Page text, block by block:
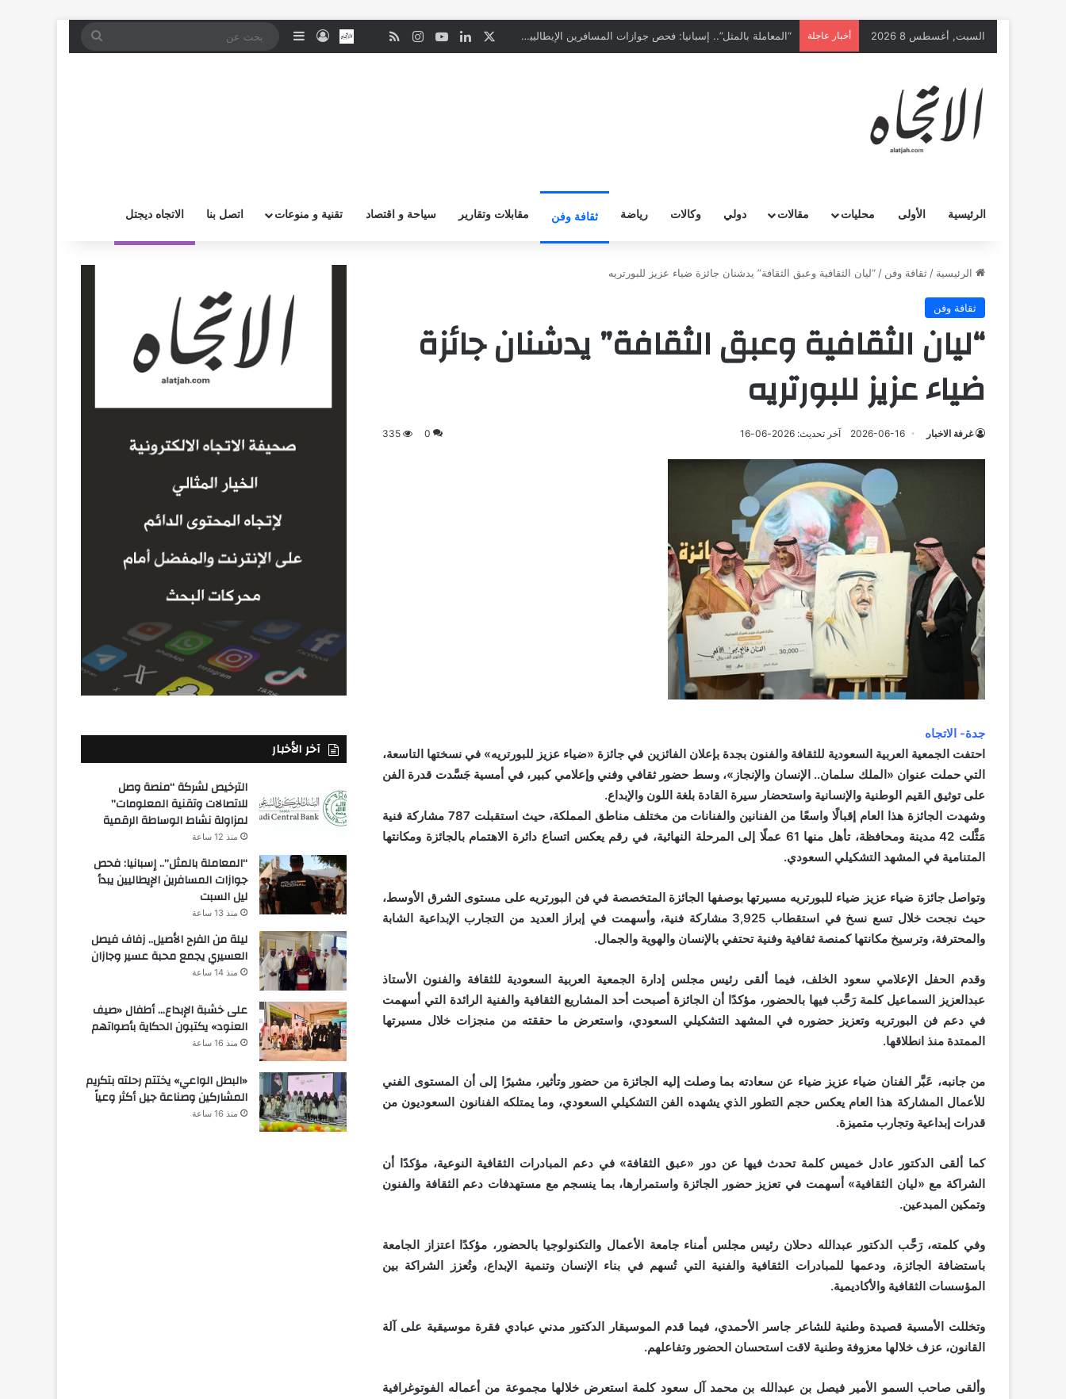
السبت, أغسطس 8 2026 أخبار عاجلة ليلة من الفرح الأصيل.. زفاف فيصل العسيري يجمع محبة عسير وجازان لينكدإن‫YouTube
انستقرامملخص الموقع RSS
نبض اتصل بــنـا
تسجيل الدخول
إضافة عمود جانبي
بحث
الرئيسية الأولى محليات مقالات دولي وكالات رياضة ثقافة وفن مقابلات وتقارير سياحة و اقتصاد تقنية و منوعات اتصل بنا الاتجاه ديجتل
الرئيسية / ثقافة وفن / “ليان الثقافية وعبق الثقافة” يدشنان جائزة ضياء عزيز للبورتريه
ثقافة وفن
“ليان الثقافية وعبق الثقافة” يدشنان جائزة
ضياء عزيز للبورتريه
غرفة الاخبار 2026-06-16 آخر تحديث: 2026-06-16 0
335
جدة- الاتجاه
احتفت الجمعية العربية السعودية للثقافة والفنون بجدة بإعلان الفائزين في جائزة «ضياء عزيز للبورتريه» في نسختها التاسعة،
التي حملت عنوان «الملك سلمان.. الإنسان والإنجاز»، وسط حضور ثقافي وفني وإعلامي كبير، في أمسية جَسَّدت قدرة الفن
على توثيق القيم الوطنية والإنسانية واستحضار سيرة القادة بلغة اللون والإبداع.
وشهدت الجائزة هذا العام إقبالًا واسعًا من الفنانين والفنانات من مختلف مناطق المملكة، حيث استقبلت 787 مشاركة فنية
مَثَّلت 42 مدينة ومحافظة، تأهل منها 61 عملًا إلى المرحلة النهائية، في رقم يعكس اتساع دائرة الاهتمام بالجائزة ومكانتها
المتنامية في المشهد التشكيلي السعودي.
وتواصل جائزة ضياء عزيز ضياء للبورتريه مسيرتها بوصفها الجائزة المتخصصة في فن البورتريه على مستوى الشرق الأوسط،
حيث نجحت خلال تسع نسخ في استقطاب 3,925 مشاركة فنية، وأسهمت في إبراز العديد من التجارب الإبداعية الشابة
والمحترفة، وترسيخ مكانتها كمنصة ثقافية وفنية تحتفي بالإنسان والهوية والجمال.
وقدم الحفل الإعلامي سعود الخلف، فيما ألقى رئيس مجلس إدارة الجمعية العربية السعودية للثقافة والفنون الأستاذ
عبدالعزيز السماعيل كلمة رَحَّب فيها بالحضور، مؤكدًا أن الجائزة أصبحت أحد المشاريع الثقافية والفنية الرائدة التي أسهمت
في دعم فن البورتريه وتعزيز حضوره في المشهد التشكيلي السعودي، واستعرض ما حققته من منجزات خلال مسيرتها
الممتدة منذ انطلاقها.
من جانبه، عَبَّر الفنان ضياء عزيز ضياء عن سعادته بما وصلت إليه الجائزة من حضور وتأثير، مشيرًا إلى أن المستوى الفني
للأعمال المشاركة هذا العام يعكس حجم التطور الذي يشهده الفن التشكيلي السعودي، وما يمتلكه الفنانون السعوديون من
قدرات إبداعية وتجارب متميزة.
كما ألقى الدكتور عادل خميس كلمة تحدث فيها عن دور «عبق الثقافة» في دعم المبادرات الثقافية النوعية، مؤكدًا أن
الشراكة مع «ليان الثقافية» أسهمت في تعزيز حضور الجائزة واستمرارها، بما ينسجم مع مستهدفات دعم الثقافة والفنون
وتمكين المبدعين.
وفي كلمته، رَحَّب الدكتور عبدالله دحلان رئيس مجلس أمناء جامعة الأعمال والتكنولوجيا بالحضور، مؤكدًا اعتزاز الجامعة
باستضافة الجائزة، ودعمها للمبادرات الثقافية والفنية التي تُسهم في بناء الإنسان وتنمية الإبداع، وتُعزز الشراكة بين
المؤسسات الثقافية والأكاديمية.
وتخللت الأمسية قصيدة وطنية للشاعر جاسر الأحمدي، فيما قدم الموسيقار الدكتور مدني عبادي فقرة موسيقية على آلة
القانون، عزف خلالها معزوفة وطنية لاقت استحسان الحضور وتفاعلهم.
وألقى صاحب السمو الأمير فيصل بن عبدالله بن محمد آل سعود كلمة استعرض خلالها مجموعة من أعماله الفوتوغرافية
آخر الأخبار
الترخيص لشركة “منصة وصل
للاتصالات وتقنية المعلومات”
لمزاولة نشاط الوساطة الرقمية
منذ 12 ساعة
“المعاملة بالمثل”.. إسبانيا: فحص
جوازات المسافرين الإيطاليين يبدأ
ليل السبت
منذ 13 ساعة
ليلة من الفرح الأصيل.. زفاف فيصل
العسيري يجمع محبة عسير وجازان
منذ 14 ساعة
على خشبة الإبداع… أطفال «صيف
العنود» يكتبون الحكاية بأصواتهم
منذ 16 ساعة
«البطل الواعي» يختتم رحلته بتكريم
المشاركين وصناعة جيل أكثر وعياً
منذ 16 ساعة